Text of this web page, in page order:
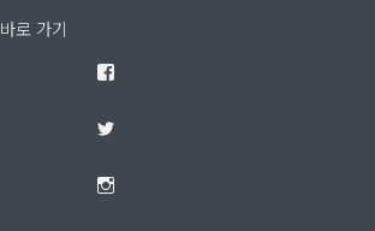
바로 가기
Facebook
Twitter
Instagram